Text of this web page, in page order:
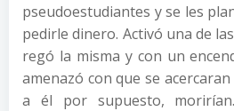
pseudoestudiantes y se les
pedirle dinero. Activó una de
regó la misma y con un
amenazó con que se
a él por supuesto,